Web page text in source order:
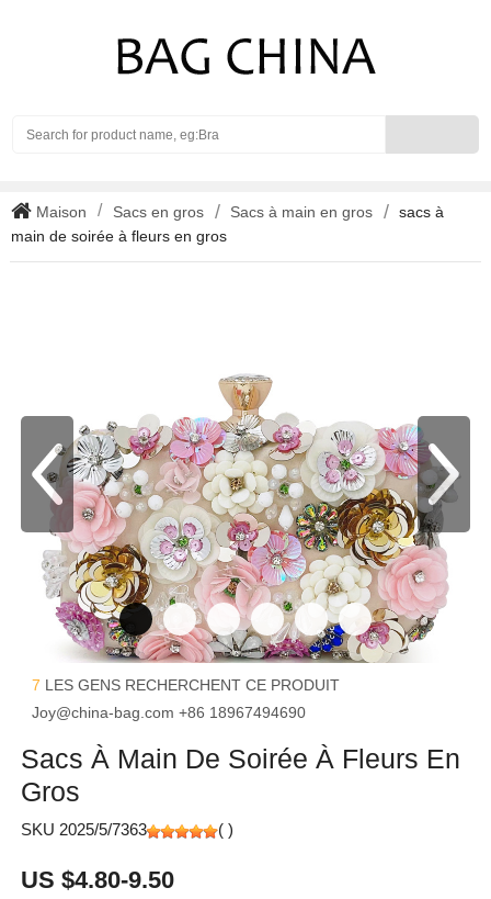
Maison Sacs en gros Sacs à main en gros
sacs à
main de soirée à fleurs en gros
7 LES GENS RECHERCHENT CE PRODUIT
Joy@china-bag.com +86 18967494690
Sacs À Main De Soirée À Fleurs En
Gros
SKU 2025/5/7363 ( )
US $4.80-9.50